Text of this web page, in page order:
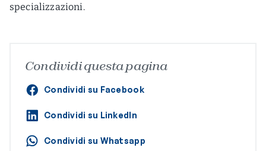
specializzazioni.
Condividi questa pagina
Condividi su Facebook
Condividi su LinkedIn
Condividi su Whatsapp